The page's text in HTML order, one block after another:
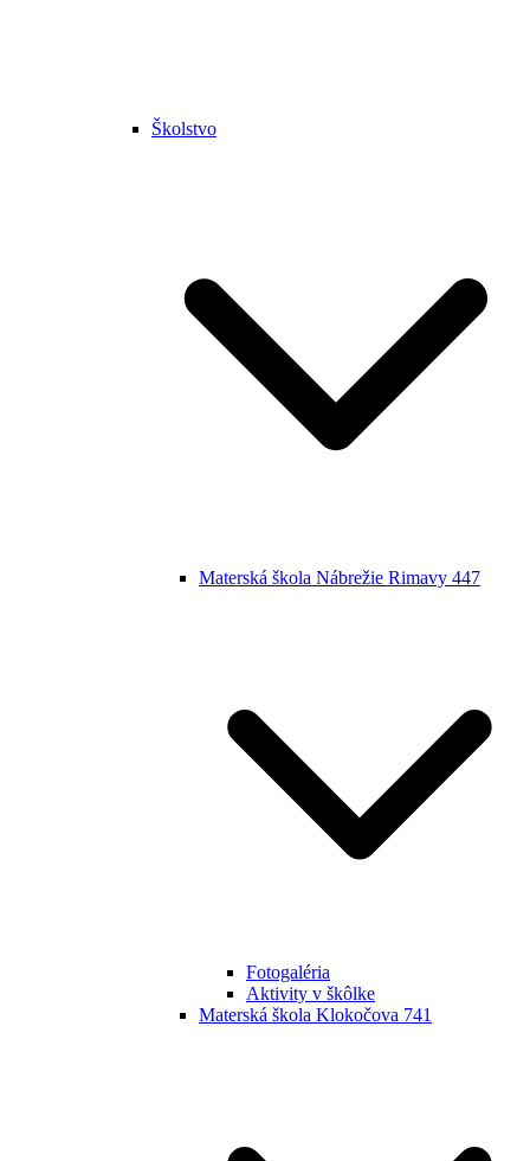
Školstvo
Materská škola Nábrežie Rimavy 447
Fotogaléria
Aktivity v škôlke
Materská škola Klokočova 741